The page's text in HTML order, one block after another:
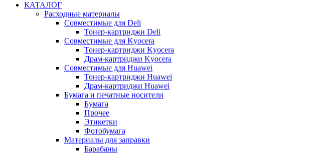
КАТАЛОГ
Расходные материалы
Совместимые для Deli
Тонер-картриджи Deli
Совместимые для Kyocera
Тонер-картриджи Kyocera
Драм-картриджи Kyocera
Совместимые для Huawei
Тонер-картриджи Huawei
Драм-картриджи Huawei
Бумага и печатные носители
Бумага
Прочее
Этикетки
Фотобумага
Материалы для заправки
Барабаны